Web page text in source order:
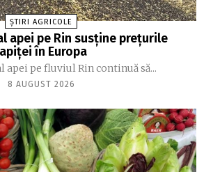
ȘTIRI AGRICOLE
apei pe Rin susține prețurile
în Europa
apei pe fluviul Rin continuă să...
8 AUGUST 2026